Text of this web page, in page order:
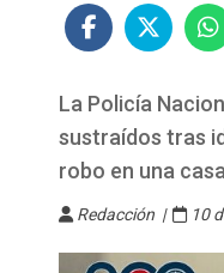
La Policía
sustraídos tras
robo en una
Redacción | 10